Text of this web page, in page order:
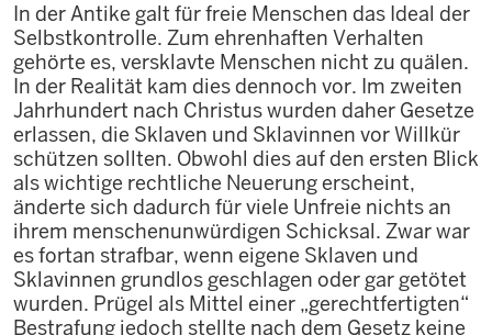
In der Antike galt für freie Menschen das Ideal der
Selbstkontrolle. Zum ehrenhaften Verhalten
gehörte es, versklavte Menschen nicht zu quälen.
In der Realität kam dies dennoch vor. Im zweiten
Jahrhundert nach Christus wurden daher Gesetze
erlassen, die Sklaven und Sklavinnen vor Willkür
schützen sollten. Obwohl dies auf den ersten Blick
als wichtige rechtliche Neuerung erscheint,
änderte sich dadurch für viele Unfreie nichts an
ihrem menschenunwürdigen Schicksal. Zwar war
es fortan strafbar, wenn eigene Sklaven und
Sklavinnen grundlos geschlagen oder gar getötet
wurden. Prügel als Mittel einer „gerechtfertigten“
Bestrafung jedoch stellte nach dem Gesetz keine